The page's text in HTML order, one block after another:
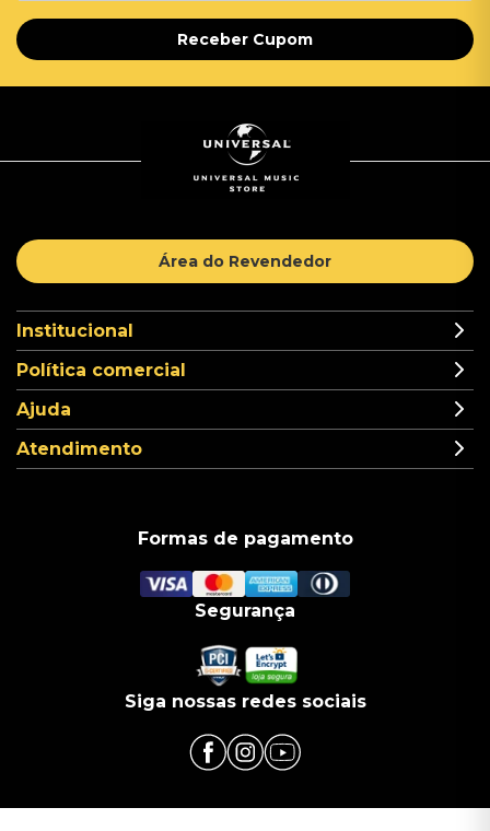
Receber Cupom
Área do Revendedor
Institucional
Política comercial
Ajuda
Atendimento
Formas de pagamento
Segurança
Siga nossas redes sociais